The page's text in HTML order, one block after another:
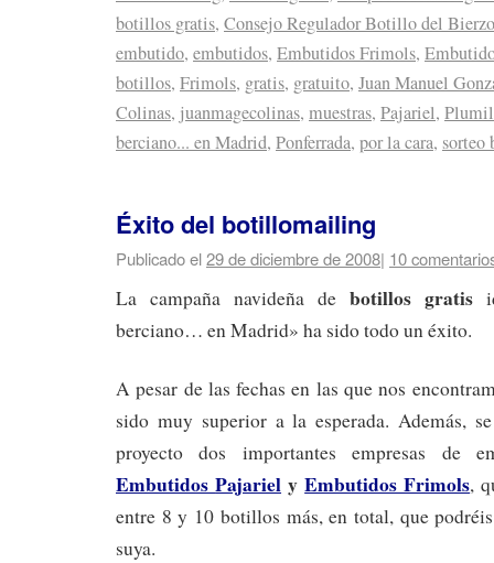
botillos gratis, Consejo Regulador Botillo del Bierzo
embutido, embutidos, Embutidos Frimols,
botillos, Frimols, gratis, gratuito, Juan Manuel
Colinas, juanmagecolinas, muestras, Pajariel,
berciano... en Madrid, Ponferrada, por la cara, sorteo
Éxito del botillomailing
Publicado el29 de diciembre de 2008| 10
La campaña navideña de botillos gratis
berciano… en Madrid» ha sido todo un éxito.
A pesar de las fechas en las que nos
sido muy superior a la esperada. Además,
proyecto dos importantes empresas de
Embutidos Pajariel yEmbutidos Frimols,
entre 8 y 10 botillos más, en total, que
suya.